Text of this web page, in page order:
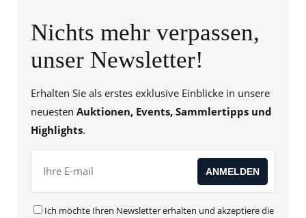
Nichts mehr verpassen,
unser Newsletter!
Erhalten Sie als erstes exklusive Einblicke in unsere
neuesten Auktionen, Events, Sammlertipps und
Highlights.
Ich möchte Ihren Newsletter erhalten und akzeptiere die